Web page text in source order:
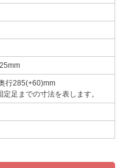
行285(+60)mm
足までの寸法を表します。